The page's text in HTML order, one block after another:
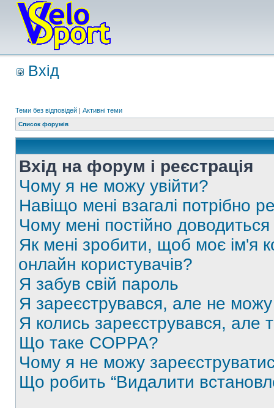
Вхід
Теми без відповідей | Активні теми
Список форумів
Вхід на форум і реєстрація
Чому я не можу увійти?
Навіщо мені взагалі потрібно
Чому мені постійно
Як мені зробити, щоб моє ім'я
онлайн користувачів?
Я забув свій пароль
Я зареєструвався, але не
Я колись зареєструвався,
Що таке COPPA?
Чому я не можу
Що робить “Видалити